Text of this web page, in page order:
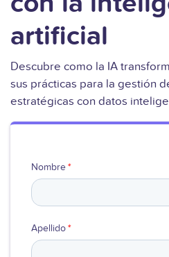
artificial
Descubre como la IA
sus prácticas para la gestión
estratégicas con datos
Nombre*
Apellido*